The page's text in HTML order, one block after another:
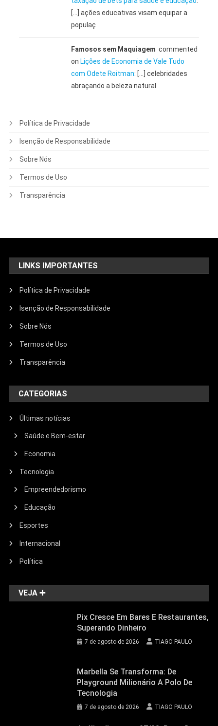
[…] ações educativas visam equipar a
populaç
Famosos sem Maquiagem commented
on Lições de Economia de Vale Tudo
com Odete Roitman: […] celebridades
abraçando a beleza natural
Política de Privacidade
Isenção de Responsabilidade
Sobre Nós
Termos de Uso
Transparência
LINKS IMPORTANTES
Política de Privacidade
Isenção de Responsabilidade
Sobre Nós
Termos de Uso
Transparência
CATEGORIAS
Últimas notícias
Saúde e Bem-estar
Economia
Tecnologia
Empreendedorismo
Educação
Esportes
Internacional
Política
VEJA ➕
Pix Cresce Em Bares E Restaurantes,
Superando Dinheiro
7 de agosto de 2026 TIAGO PAULO
Marbella Se Transforma: De
Playground Milionário A Polo De
Tecnologia
7 de agosto de 2026 TIAGO PAULO